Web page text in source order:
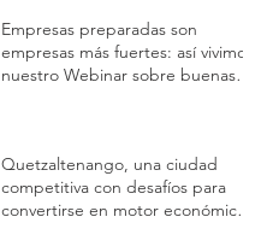
Empresas preparadas son
empresas más fuertes: así vivimos
nuestro Webinar sobre buenas
Quetzaltenango, una ciudad
competitiva con desafíos para
convertirse en motor económico